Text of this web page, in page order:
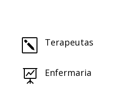
k Terapeutas
 Enfermaria